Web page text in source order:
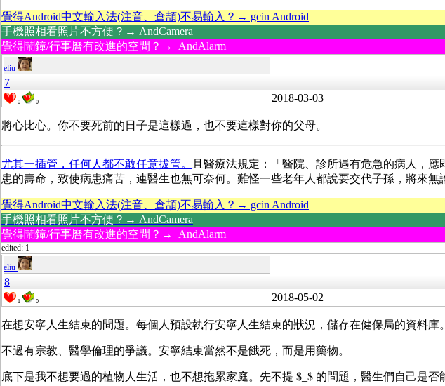
覺得Android中文輸入法(注音、倉頡)不易輸入？→ gcin Android
手機照相看照片不方便？→ AndCamera
覺得鬧鐘/行事曆有改進的空間？→ AndAlarm
eliu
7
0 0 2018-03-03
將心比心。你不要死前的日子是這樣過，也不要這樣對你的父母。
尤其一插管，任何人都不敢任意拔管。
且醫療法規定：「醫院、診所遇有危急的病人，
患的壽命，致使病患痛苦，連醫生也無可奈何。難怪一些老年人都說要交代子孫，將來無
覺得Android中文輸入法(注音、倉頡)不易輸入？→ gcin Android
手機照相看照片不方便？→ AndCamera
覺得鬧鐘/行事曆有改進的空間？→ AndAlarm
edited: 1
eliu
8
1 0 2018-05-02
在想安寧人生結束的問題。每個人預設執行安寧人生結束的狀況，儲存在健保局的資料庫。
不過有宗教、醫學倫理的爭議。安寧結束當然不是餓死，而是用藥物。
底下是我不想要過的植物人生活，也不想拖累家庭。先不提 $_$ 的問題，醫生們自己是否